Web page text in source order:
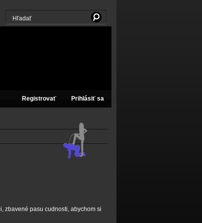
Registrovať Prihlásiť sa
zbavené pasu cudnosti, abychom si